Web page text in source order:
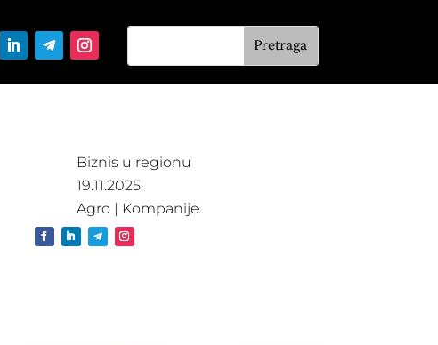
Biznis u regionu
19.11.2025.
Agro | Kompanije